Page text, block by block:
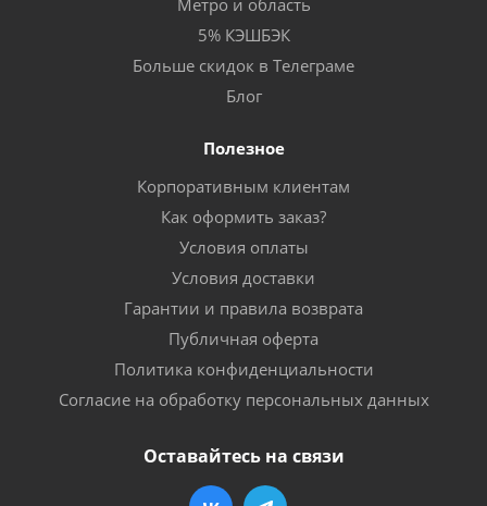
5% КЭШБЭК
Больше скидок в Телеграме
Блог
Полезное
Корпоративным клиентам
Как оформить заказ?
Условия оплаты
Условия доставки
Гарантии и правила возврата
Публичная оферта
Политика конфиденциальности
Согласие на обработку персональных данных
Оставайтесь на связи